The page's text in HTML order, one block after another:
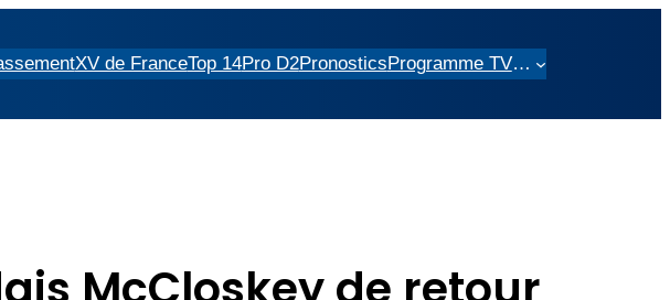
XV de FranceTop 14Pro D2PronosticsProgramme TV…